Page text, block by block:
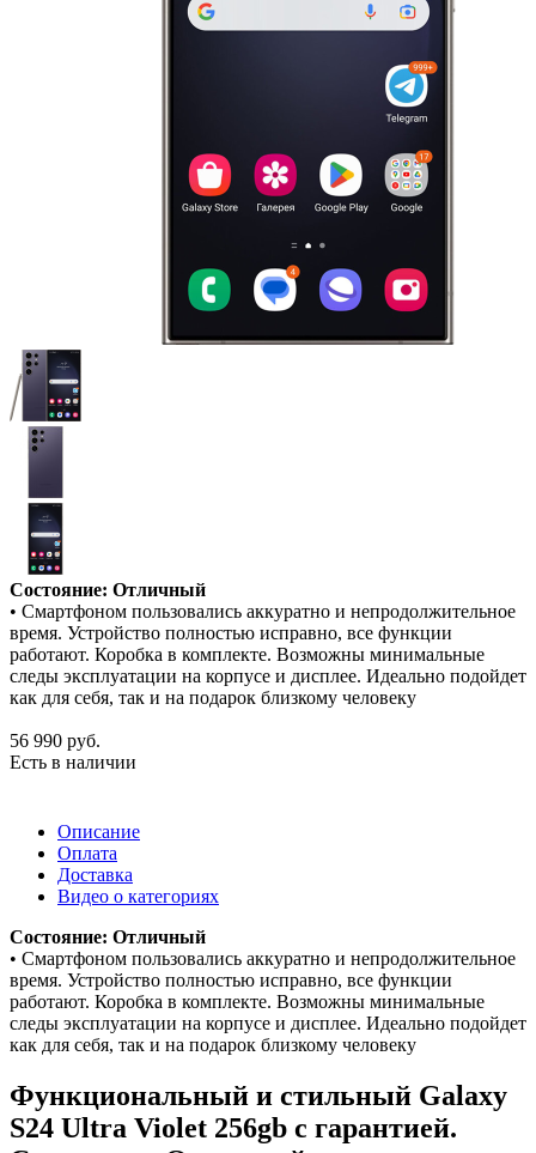
Состояние: Отличный
• Смартфоном пользовались аккуратно и непродолжительное
время. Устройство полностью исправно, все функции
работают. Коробка в комплекте. Возможны минимальные
следы эксплуатации на корпусе и дисплее. Идеально подойдет
как для себя, так и на подарок близкому человеку
56 990 руб.
Есть в наличии
Описание
Оплата
Доставка
Видео о категориях
Состояние: Отличный
• Смартфоном пользовались аккуратно и непродолжительное
время. Устройство полностью исправно, все функции
работают. Коробка в комплекте. Возможны минимальные
следы эксплуатации на корпусе и дисплее. Идеально подойдет
как для себя, так и на подарок близкому человеку
Функциональный и стильный Galaxy
S24 Ultra Violet 256gb с гарантией.